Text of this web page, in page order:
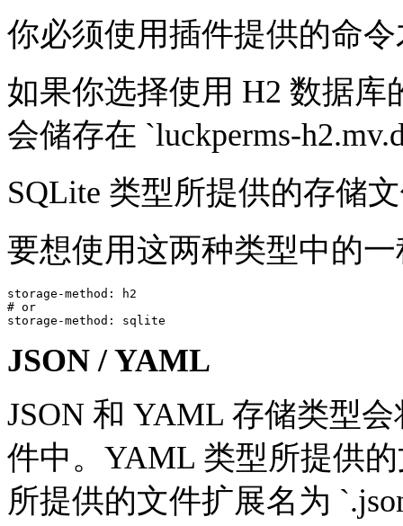
你必须使用插件提供的命
如果你选择使用 H2 数据
会储存在 `luckperms-
SQLite 类型所提供的存储
要想使用这两种类型中的
storage-method: h2
# or
JSON / YAML
JSON 和 YAML 存储类型
件中。YAML 类型所提供
所提供的文件扩展名为